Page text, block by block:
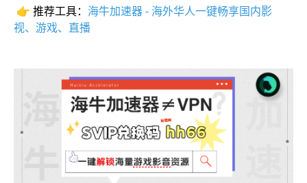
👉 推荐工具： 海牛加速器 - 海外华人一键畅享国内影
视、游戏、直播